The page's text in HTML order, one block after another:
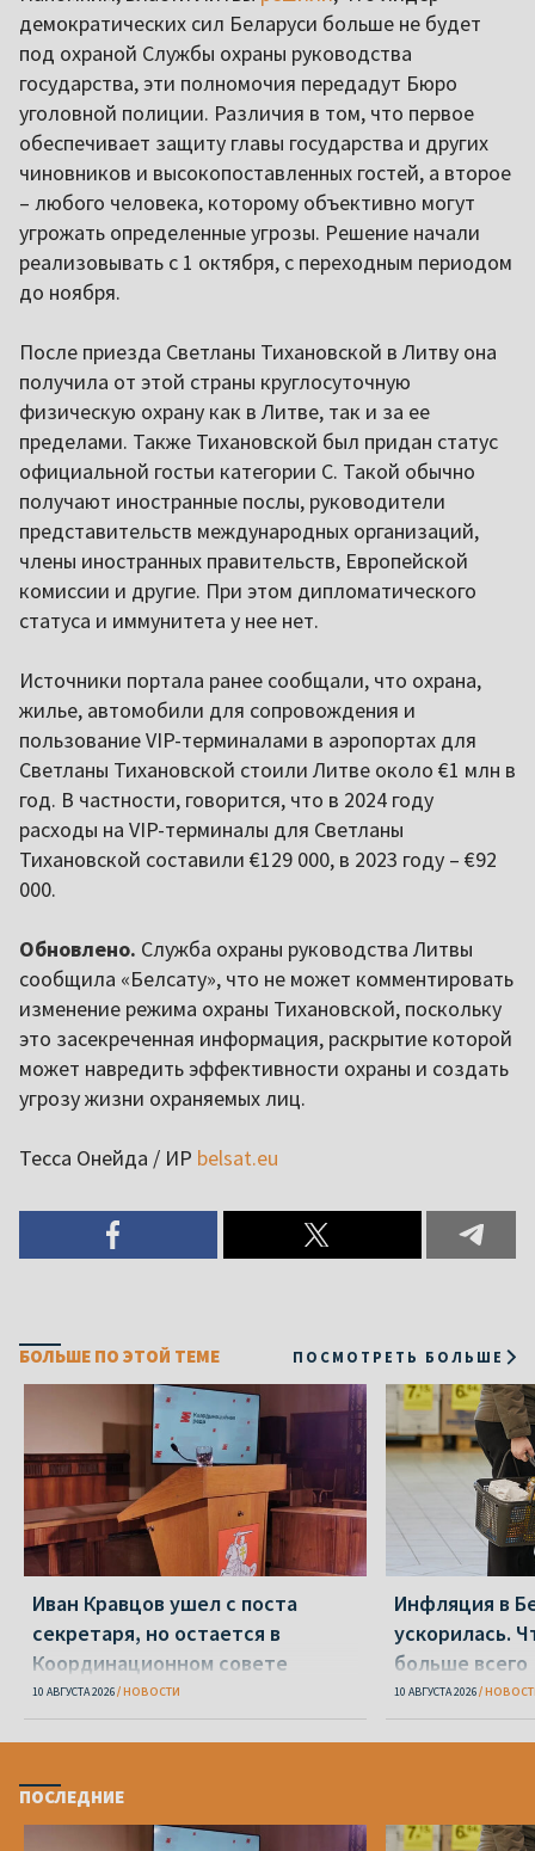
демократических сил Беларуси больше не будет
под охраной Службы охраны руководства
государства, эти полномочия передадут Бюро
уголовной полиции. Различия в том, что первое
обеспечивает защиту главы государства и других
чиновников и высокопоставленных гостей, а второе
– любого человека, которому объективно могут
угрожать определенные угрозы. Решение начали
реализовывать с 1 октября, с переходным периодом
до ноября.
После приезда Светланы Тихановской в Литву она
получила от этой страны круглосуточную
физическую охрану как в Литве, так и за ее
пределами. Также Тихановской был придан статус
официальной гостьи категории C. Такой обычно
получают иностранные послы, руководители
представительств международных организаций,
члены иностранных правительств, Европейской
комиссии и другие. При этом дипломатического
статуса и иммунитета у нее нет.
Источники портала ранее сообщали, что охрана,
жилье, автомобили для сопровождения и
пользование VIP-терминалами в аэропортах для
Светланы Тихановской стоили Литве около €1 млн в
год. В частности, говорится, что в 2024 году
расходы на VIP-терминалы для Светланы
Тихановской составили €129 000, в 2023 году – €92
000.
Обновлено. Служба охраны руководства Литвы
сообщила «Белсату», что не может комментировать
изменение режима охраны Тихановской, поскольку
это засекреченная информация, раскрытие которой
может навредить эффективности охраны и создать
угрозу жизни охраняемых лиц.
Тесса Онейда / ИР belsat.eu
БОЛЬШЕ ПО ЭТОЙ ТЕМЕ ПОСМОТРЕТЬ БОЛЬШЕ
Иван Кравцов ушел с поста
секретаря, но остается в
Координационном совете
10 АВГУСТА 2026 НОВОСТИ
Инфляция в
ускорилась.
больше всего
10 АВГУСТА 2026
ПОСЛЕДНИЕ